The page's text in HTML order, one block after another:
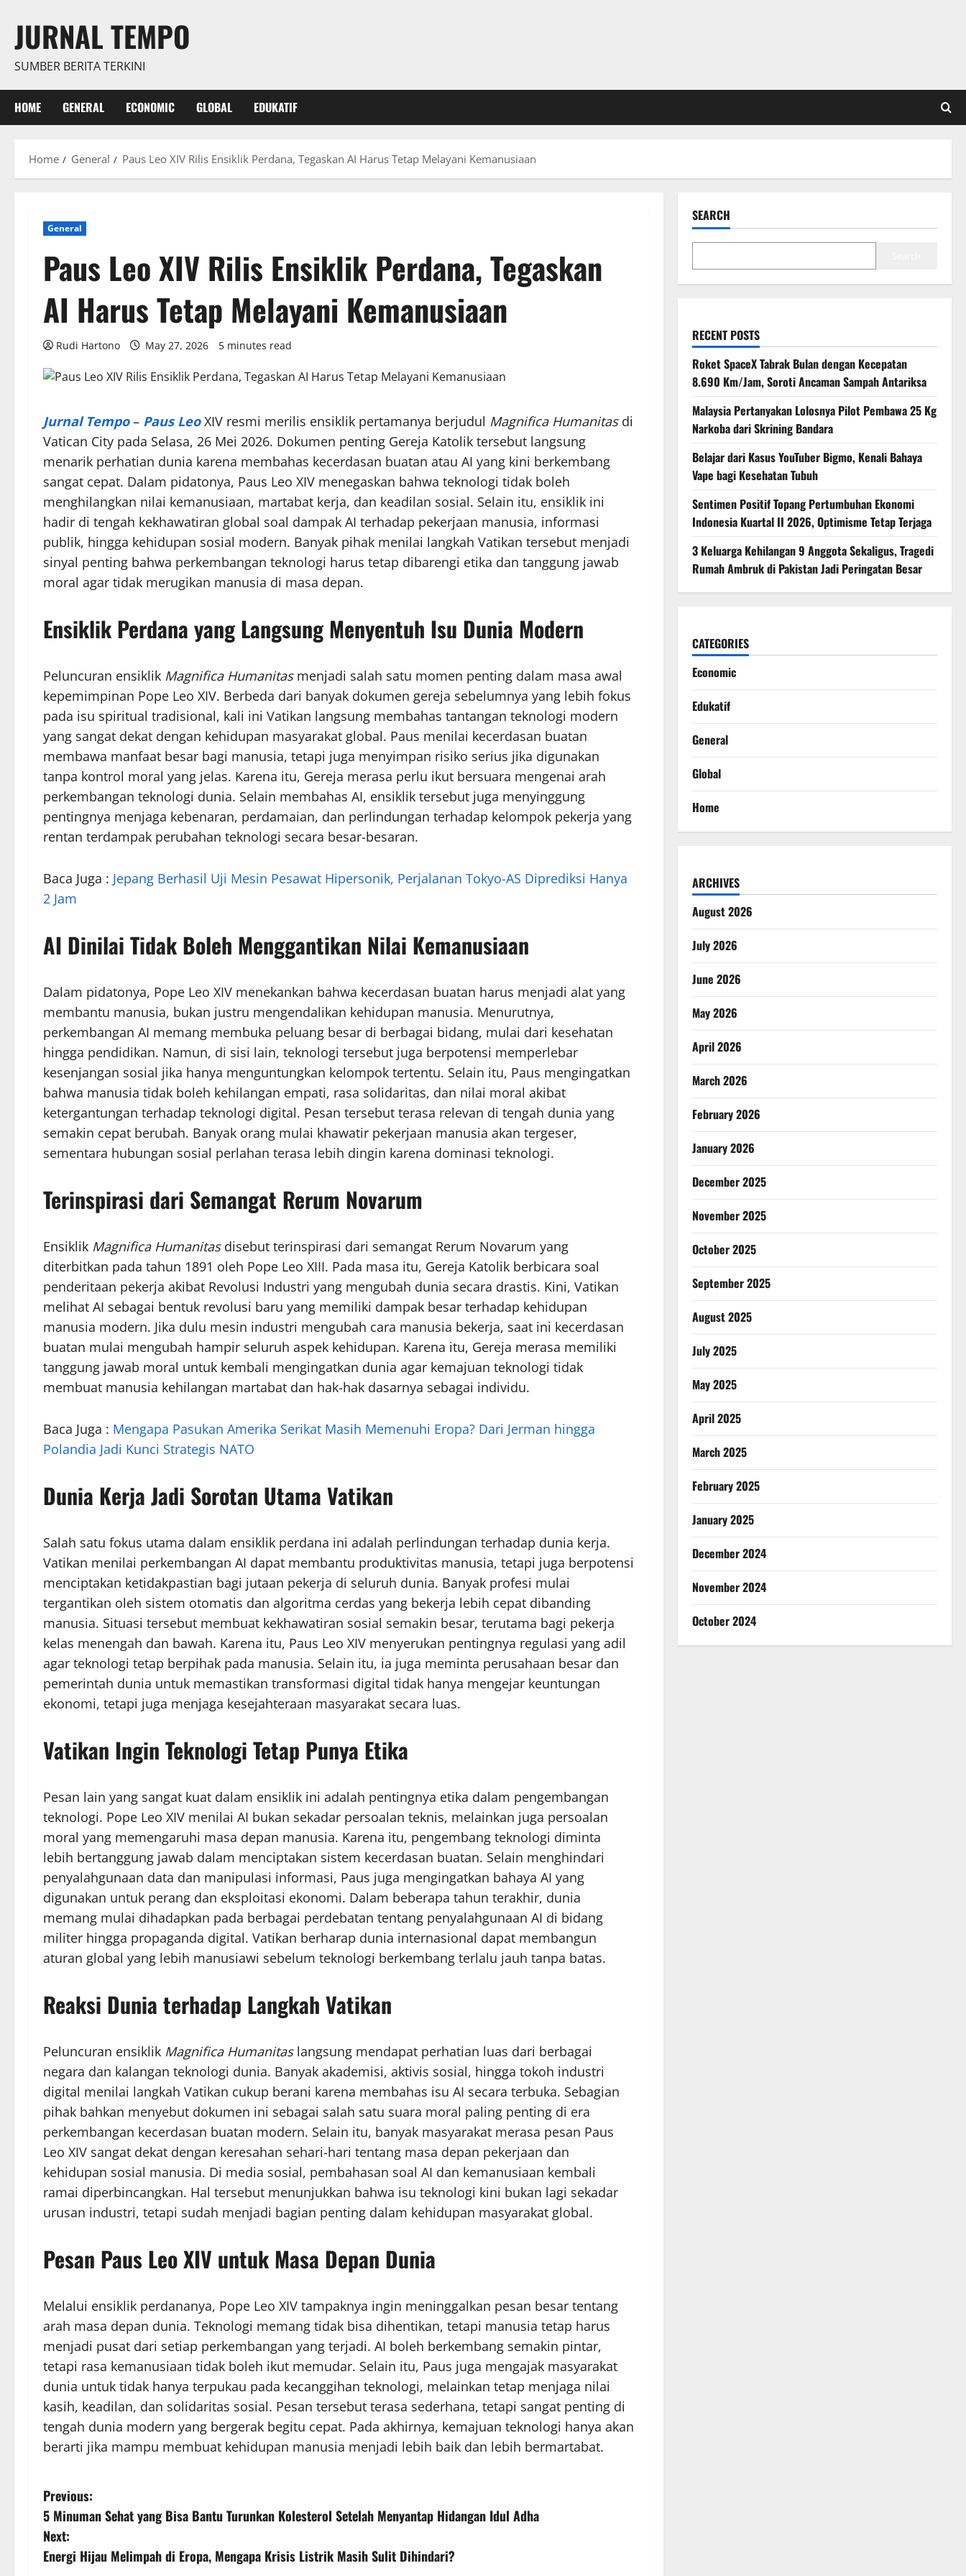
content
JURNAL TEMPO
SUMBER BERITA TERKINI
HOME GENERAL ECONOMIC GLOBAL EDUKATIF
Home General Paus Leo XIV Rilis Ensiklik Perdana, Tegaskan AI Harus Tetap Melayani Kemanusiaan
General
Paus Leo XIV Rilis Ensiklik Perdana, Tegaskan
AI Harus Tetap Melayani Kemanusiaan
Rudi Hartono May 27, 2026 5 minutes read
Jurnal Tempo– Paus LeoXIV resmi merilis ensiklik pertamanya berjudul Magnifica Humanitasdi
Vatican City pada Selasa, 26 Mei 2026. Dokumen penting Gereja Katolik tersebut langsung
menarik perhatian dunia karena membahas kecerdasan buatan atau AI yang kini berkembang
sangat cepat. Dalam pidatonya, Paus Leo XIV menegaskan bahwa teknologi tidak boleh
menghilangkan nilai kemanusiaan, martabat kerja, dan keadilan sosial. Selain itu, ensiklik ini
hadir di tengah kekhawatiran global soal dampak AI terhadap pekerjaan manusia, informasi
publik, hingga kehidupan sosial modern. Banyak pihak menilai langkah Vatikan tersebut menjadi
sinyal penting bahwa perkembangan teknologi harus tetap dibarengi etika dan tanggung jawab
moral agar tidak merugikan manusia di masa depan.
Ensiklik Perdana yang Langsung Menyentuh Isu Dunia Modern
Peluncuran ensiklik Magnifica Humanitasmenjadi salah satu momen penting dalam masa awal
kepemimpinan Pope Leo XIV. Berbeda dari banyak dokumen gereja sebelumnya yang lebih fokus
pada isu spiritual tradisional, kali ini Vatikan langsung membahas tantangan teknologi modern
yang sangat dekat dengan kehidupan masyarakat global. Paus menilai kecerdasan buatan
membawa manfaat besar bagi manusia, tetapi juga menyimpan risiko serius jika digunakan
tanpa kontrol moral yang jelas. Karena itu, Gereja merasa perlu ikut bersuara mengenai arah
perkembangan teknologi dunia. Selain membahas AI, ensiklik tersebut juga menyinggung
pentingnya menjaga kebenaran, perdamaian, dan perlindungan terhadap kelompok pekerja yang
rentan terdampak perubahan teknologi secara besar-besaran.
Baca Juga : Jepang Berhasil Uji Mesin Pesawat Hipersonik, Perjalanan Tokyo-AS Diprediksi Hanya
2 Jam
AI Dinilai Tidak Boleh Menggantikan Nilai Kemanusiaan
Dalam pidatonya, Pope Leo XIV menekankan bahwa kecerdasan buatan harus menjadi alat yang
membantu manusia, bukan justru mengendalikan kehidupan manusia. Menurutnya,
perkembangan AI memang membuka peluang besar di berbagai bidang, mulai dari kesehatan
hingga pendidikan. Namun, di sisi lain, teknologi tersebut juga berpotensi memperlebar
kesenjangan sosial jika hanya menguntungkan kelompok tertentu. Selain itu, Paus mengingatkan
bahwa manusia tidak boleh kehilangan empati, rasa solidaritas, dan nilai moral akibat
ketergantungan terhadap teknologi digital. Pesan tersebut terasa relevan di tengah dunia yang
semakin cepat berubah. Banyak orang mulai khawatir pekerjaan manusia akan tergeser,
sementara hubungan sosial perlahan terasa lebih dingin karena dominasi teknologi.
Terinspirasi dari Semangat Rerum Novarum
Ensiklik Magnifica Humanitasdisebut terinspirasi dari semangat Rerum Novarum yang
diterbitkan pada tahun 1891 oleh Pope Leo XIII. Pada masa itu, Gereja Katolik berbicara soal
penderitaan pekerja akibat Revolusi Industri yang mengubah dunia secara drastis. Kini, Vatikan
melihat AI sebagai bentuk revolusi baru yang memiliki dampak besar terhadap kehidupan
manusia modern. Jika dulu mesin industri mengubah cara manusia bekerja, saat ini kecerdasan
buatan mulai mengubah hampir seluruh aspek kehidupan. Karena itu, Gereja merasa memiliki
tanggung jawab moral untuk kembali mengingatkan dunia agar kemajuan teknologi tidak
membuat manusia kehilangan martabat dan hak-hak dasarnya sebagai individu.
Baca Juga : Mengapa Pasukan Amerika Serikat Masih Memenuhi Eropa? Dari Jerman hingga
Polandia Jadi Kunci Strategis NATO
Dunia Kerja Jadi Sorotan Utama Vatikan
Salah satu fokus utama dalam ensiklik perdana ini adalah perlindungan terhadap dunia kerja.
Vatikan menilai perkembangan AI dapat membantu produktivitas manusia, tetapi juga berpotensi
menciptakan ketidakpastian bagi jutaan pekerja di seluruh dunia. Banyak profesi mulai
tergantikan oleh sistem otomatis dan algoritma cerdas yang bekerja lebih cepat dibanding
manusia. Situasi tersebut membuat kekhawatiran sosial semakin besar, terutama bagi pekerja
kelas menengah dan bawah. Karena itu, Paus Leo XIV menyerukan pentingnya regulasi yang adil
agar teknologi tetap berpihak pada manusia. Selain itu, ia juga meminta perusahaan besar dan
pemerintah dunia untuk memastikan transformasi digital tidak hanya mengejar keuntungan
ekonomi, tetapi juga menjaga kesejahteraan masyarakat secara luas.
Vatikan Ingin Teknologi Tetap Punya Etika
Pesan lain yang sangat kuat dalam ensiklik ini adalah pentingnya etika dalam pengembangan
teknologi. Pope Leo XIV menilai AI bukan sekadar persoalan teknis, melainkan juga persoalan
moral yang memengaruhi masa depan manusia. Karena itu, pengembang teknologi diminta
lebih bertanggung jawab dalam menciptakan sistem kecerdasan buatan. Selain menghindari
penyalahgunaan data dan manipulasi informasi, Paus juga mengingatkan bahaya AI yang
digunakan untuk perang dan eksploitasi ekonomi. Dalam beberapa tahun terakhir, dunia
memang mulai dihadapkan pada berbagai perdebatan tentang penyalahgunaan AI di bidang
militer hingga propaganda digital. Vatikan berharap dunia internasional dapat membangun
aturan global yang lebih manusiawi sebelum teknologi berkembang terlalu jauh tanpa batas.
Reaksi Dunia terhadap Langkah Vatikan
Peluncuran ensiklik Magnifica Humanitaslangsung mendapat perhatian luas dari berbagai
negara dan kalangan teknologi dunia. Banyak akademisi, aktivis sosial, hingga tokoh industri
digital menilai langkah Vatikan cukup berani karena membahas isu AI secara terbuka. Sebagian
pihak bahkan menyebut dokumen ini sebagai salah satu suara moral paling penting di era
perkembangan kecerdasan buatan modern. Selain itu, banyak masyarakat merasa pesan Paus
Leo XIV sangat dekat dengan keresahan sehari-hari tentang masa depan pekerjaan dan
kehidupan sosial manusia. Di media sosial, pembahasan soal AI dan kemanusiaan kembali
ramai diperbincangkan. Hal tersebut menunjukkan bahwa isu teknologi kini bukan lagi sekadar
urusan industri, tetapi sudah menjadi bagian penting dalam kehidupan masyarakat global.
Pesan Paus Leo XIV untuk Masa Depan Dunia
Melalui ensiklik perdananya, Pope Leo XIV tampaknya ingin meninggalkan pesan besar tentang
arah masa depan dunia. Teknologi memang tidak bisa dihentikan, tetapi manusia tetap harus
menjadi pusat dari setiap perkembangan yang terjadi. AI boleh berkembang semakin pintar,
tetapi rasa kemanusiaan tidak boleh ikut memudar. Selain itu, Paus juga mengajak masyarakat
dunia untuk tidak hanya terpukau pada kecanggihan teknologi, melainkan tetap menjaga nilai
kasih, keadilan, dan solidaritas sosial. Pesan tersebut terasa sederhana, tetapi sangat penting di
tengah dunia modern yang bergerak begitu cepat. Pada akhirnya, kemajuan teknologi hanya akan
berarti jika mampu membuat kehidupan manusia menjadi lebih baik dan lebih bermartabat.
P
o
s
Previous:
5 Minuman Sehat yang Bisa Bantu Turunkan Kolesterol Setelah Menyantap Hidangan Idul Adha
Next:
Energi Hijau Melimpah di Eropa, Mengapa Krisis Listrik Masih Sulit Dihindari?
SEARCH
RECENT POSTS
Roket SpaceX Tabrak Bulan dengan Kecepatan
8.690 Km/Jam, Soroti Ancaman Sampah Antariksa
Malaysia Pertanyakan Lolosnya Pilot Pembawa 25 Kg
Narkoba dari Skrining Bandara
Belajar dari Kasus YouTuber Bigmo, Kenali Bahaya
Vape bagi Kesehatan Tubuh
Sentimen Positif Topang Pertumbuhan Ekonomi
Indonesia Kuartal II 2026, Optimisme Tetap Terjaga
3 Keluarga Kehilangan 9 Anggota Sekaligus, Tragedi
Rumah Ambruk di Pakistan Jadi Peringatan Besar
CATEGORIES
Economic
Edukatif
General
Global
Home
ARCHIVES
August 2026
July 2026
June 2026
May 2026
April 2026
March 2026
February 2026
January 2026
December 2025
November 2025
October 2025
September 2025
August 2025
July 2025
May 2025
April 2025
March 2025
February 2025
January 2025
December 2024
November 2024
October 2024